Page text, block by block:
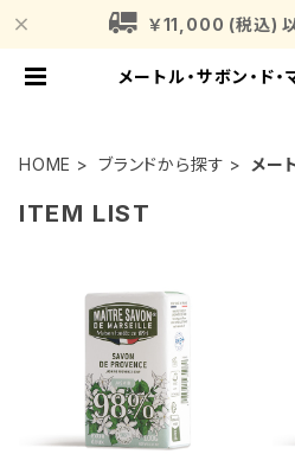
￥11,000 (税込)
メートル・サボン・ド
HOME ブランドから探す メー
ITEM LIST